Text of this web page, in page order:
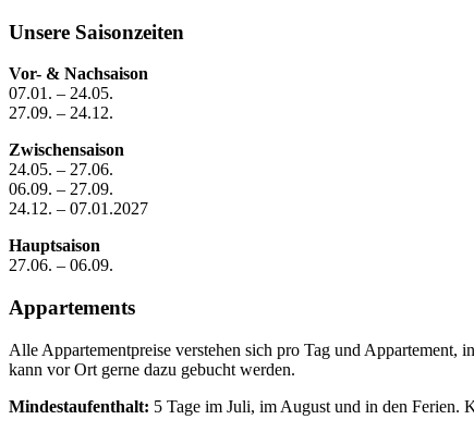
Unsere Saisonzeiten
Vor- & Nachsaison
07.01. – 24.05.
27.09. – 24.12.
Zwischensaison
24.05. – 27.06.
06.09. – 27.09.
24.12. – 07.01.2027
Hauptsaison
27.06. – 06.09.
Appartements
Alle Appartementpreise verstehen sich pro Tag und
kann vor Ort gerne dazu gebucht werden.
Mindestaufenthalt: 5 Tage im Juli, im August und in den Ferien.